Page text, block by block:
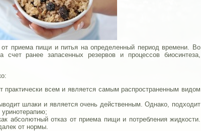
приема пищи и питья на определенный период времени. Во
счет ранее запасенных резервов и процессов биосинтеза,
практически всем и является самым распространенным видом
шлаки и является очень действенным. Однако, подходит
уринотерапию;
абсолютный отказ от приема пищи и потребления жидкости.
от нормы.